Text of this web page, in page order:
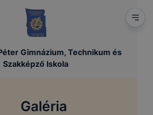
Gimnázium, Technikum és
Szakképző Iskola
Galéria